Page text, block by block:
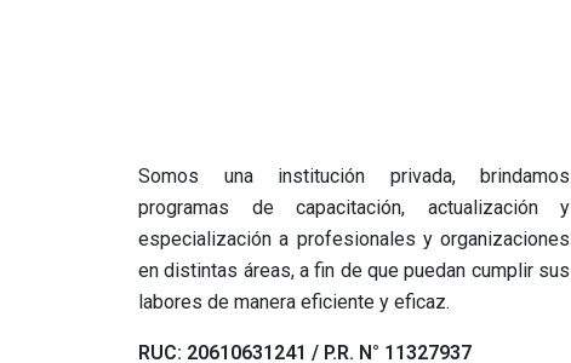
Somos una institución privada, brindamos
programas de capacitación, actualización y
especialización a profesionales y organizaciones
en distintas áreas, a fin de que puedan cumplir sus
labores de manera eficiente y eficaz.
RUC: 20610631241 / P.R. N° 11327937